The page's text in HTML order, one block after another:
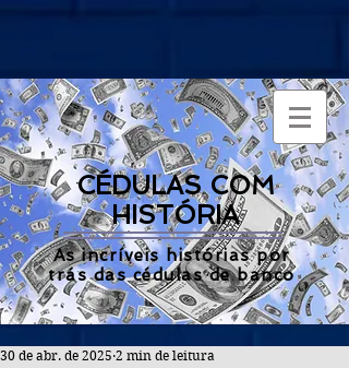
CÉDULAS COM
HISTÓRIA
As incríveis histórias por
trás das cédulas de banco
30 de abr. de 2025 2 min de leitura